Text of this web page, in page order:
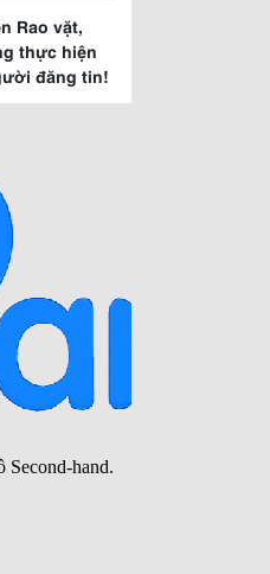
Rao vặt,
thực hiện
đăng tin!